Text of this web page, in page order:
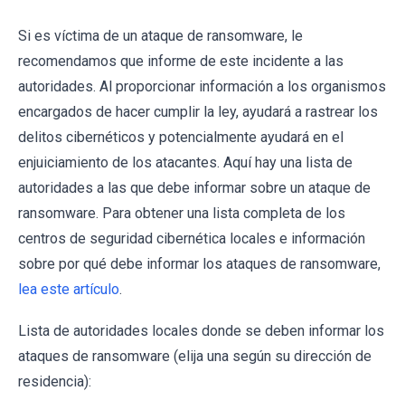
Si es víctima de un ataque de ransomware, le
recomendamos que informe de este incidente a las
autoridades. Al proporcionar información a los organismos
encargados de hacer cumplir la ley, ayudará a rastrear los
delitos cibernéticos y potencialmente ayudará en el
enjuiciamiento de los atacantes. Aquí hay una lista de
autoridades a las que debe informar sobre un ataque de
ransomware. Para obtener una lista completa de los
centros de seguridad cibernética locales e información
sobre por qué debe informar los ataques de ransomware,
lea este artículo.
Lista de autoridades locales donde se deben informar los
ataques de ransomware (elija una según su dirección de
residencia):